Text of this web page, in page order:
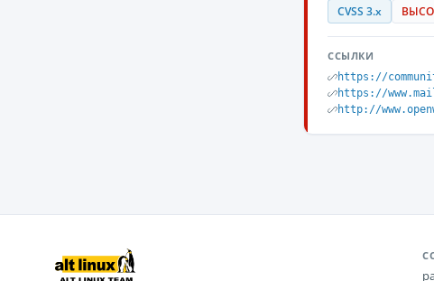
CVSS 3.x
ССЫЛКИ
https://
https://
http://